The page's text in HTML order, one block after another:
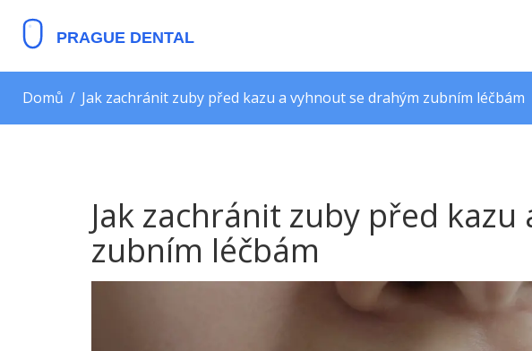
Domů Jak zachránit zuby před kazu a vyhnout se drahým zubním léčbám
Jak zachránit zuby před
zubním léčbám